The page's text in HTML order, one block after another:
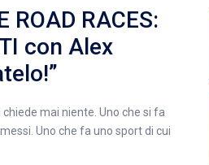
ROAD RACES:
con Alex
chiede mai niente. Uno che si fa
Uno che fa uno sport di cui